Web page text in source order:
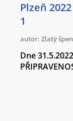
Plzeň
1
autor: Zlatý
Dne